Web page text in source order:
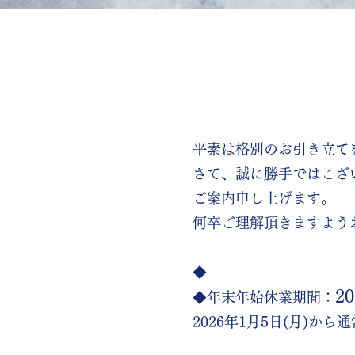
平素は格別のお引き立
さて、誠に勝手ではこ
ご案内申し上げます。
何卒ご理解頂きますよ
​◆
◆年末年始休業期間：
2026年1月5日(月)から